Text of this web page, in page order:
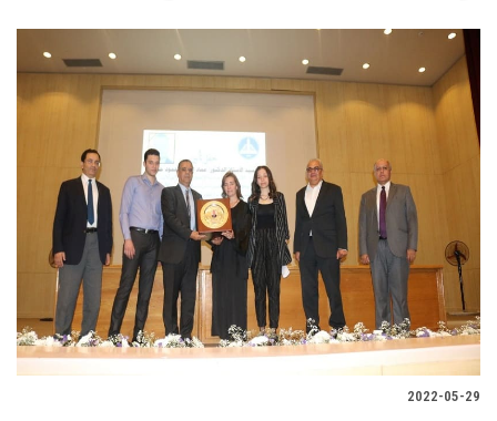
الإعلام
تواصل معنا
الطلاب
هيئة التدريس
الدراسات العليا
2022-05-29